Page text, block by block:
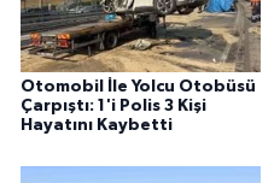
Otomobil İle Yolcu Otobüsü
Çarpıştı: 1'i Polis 3 Kişi
Hayatını Kaybetti